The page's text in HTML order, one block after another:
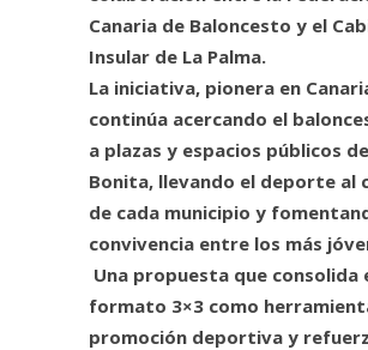
Canaria de Baloncesto y el
Insular de La Palma.
La iniciativa, pionera en
continúa acercando el
a plazas y espacios públicos
Bonita, llevando el deporte al
de cada municipio y
convivencia entre los más
Una propuesta que consolida
formato 3×3 como
promoción deportiva y